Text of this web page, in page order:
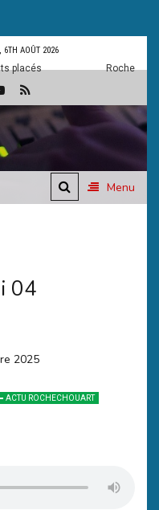
6TH AOÛT 2026
Rochechouart:
Menu
04
ACTU ROCHECHOUART